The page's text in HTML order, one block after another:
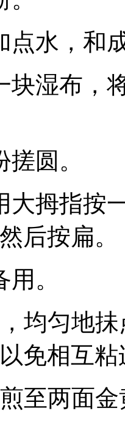
点水，和
块湿布，
圆。
大拇指按
后按扁。
。
均匀地
免相互粘
至两面